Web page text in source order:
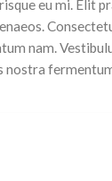
eu mi. Elit
nam.
nostra